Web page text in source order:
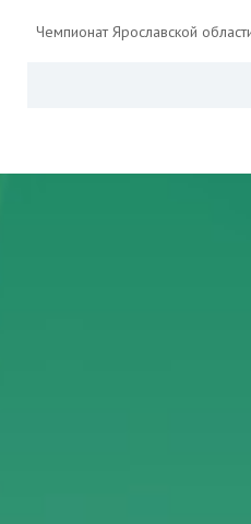
Чемпионат Ярославской